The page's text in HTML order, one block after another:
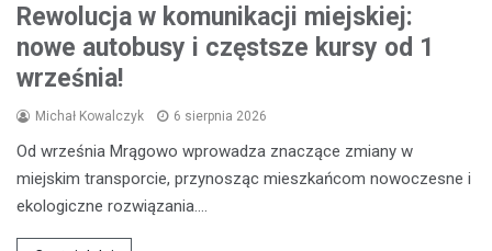
Rewolucja w komunikacji miejskiej:
nowe autobusy i częstsze kursy od 1
września!
Michał Kowalczyk 6 sierpnia 2026
Od września Mrągowo wprowadza znaczące zmiany w
miejskim transporcie, przynosząc mieszkańcom nowoczesne i
ekologiczne rozwiązania.…